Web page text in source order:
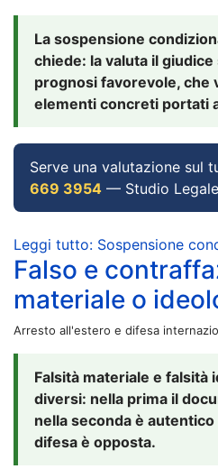
La sospensione
chiede: la valuta il giudice
prognosi favorevole, che
elementi concreti portati
Serve una valutazione sul
669 3954 — Studio
Leggi tutto: Sospensione
Falso e
materiale o
Arresto all'estero e difesa
Falsità materiale e falsità
diversi: nella prima il
nella seconda è autentico
difesa è opposta.